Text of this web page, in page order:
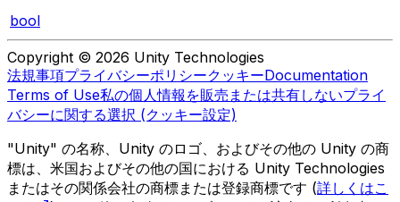
bool
Copyright © 2026 Unity Technologies
法規事項プライバシーポリシークッキーDocumentation
Terms of Use私の個人情報を販売または共有しないプライ
バシーに関する選択 (クッキー設定)
"Unity" の名称、Unity のロゴ、およびその他の Unity の商
標は、米国およびその他の国における Unity Technologies
またはその関係会社の商標または登録商標です (詳しくはこ